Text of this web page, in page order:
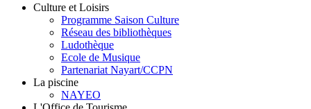
Culture et Loisirs
Programme Saison Culture
Réseau des bibliothèques
Ludothèque
Ecole de Musique
Partenariat Nayart/CCPN
La piscine
NAYEO